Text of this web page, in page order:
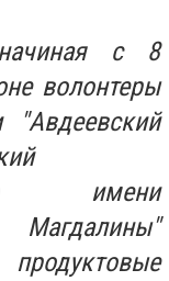
с 8
волонтеры
"Авдеевский
имени
Магдалины"